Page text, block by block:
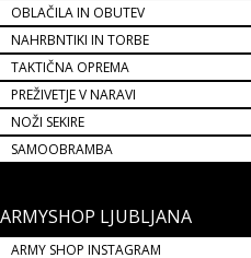
OBLAČILA IN OBUTEV
NAHRBNTIKI IN TORBE
TAKTIČNA OPREMA
PREŽIVETJE V NARAVI
NOŽI SEKIRE
SAMOOBRAMBA
ARMYSHOP LJUBLJANA
ARMY SHOP INSTAGRAM